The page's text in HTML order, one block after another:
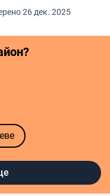
комната шкаф,
26 дек. 2025